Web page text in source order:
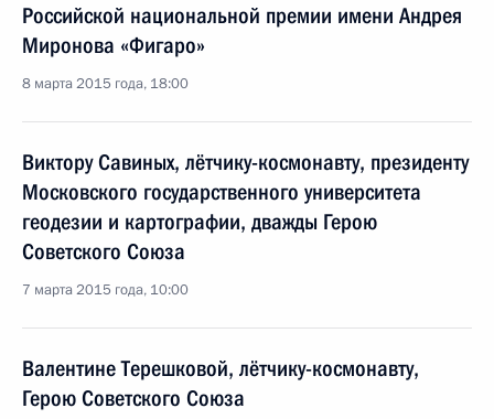
Российской национальной премии имени Андрея
Миронова «Фигаро»
8 марта 2015 года, 18:00
Виктору Савиных, лётчику-космонавту, президенту
Московского государственного университета
геодезии и картографии, дважды Герою
Советского Союза
7 марта 2015 года, 10:00
Валентине Терешковой, лётчику-космонавту,
Герою Советского Союза